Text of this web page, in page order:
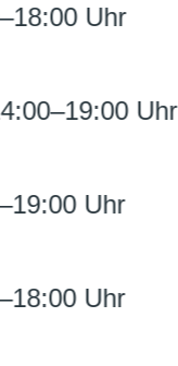
Uhr
Uhr
Uhr
Uhr